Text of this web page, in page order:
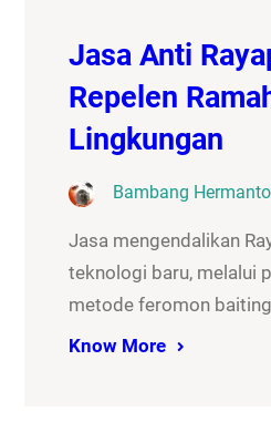
Jasa Anti
Repelen
Lingkungan
Bambang Hermanto
Jasa mengendalikan
teknologi baru, melalui
metode feromon
Know More